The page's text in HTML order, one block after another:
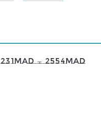
231MAD—2554MAD